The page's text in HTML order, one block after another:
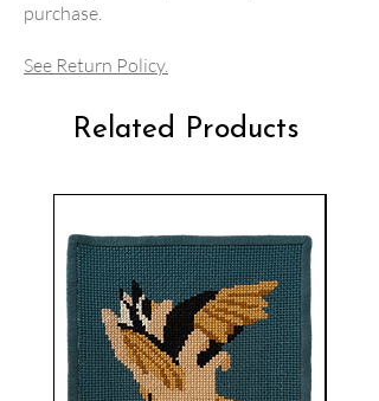
purchase.
See Return Policy.
Related Products